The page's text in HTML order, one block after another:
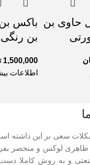
حاوی بن باکس
بن رنگی
1,500,000
اطلاعات
سعی بر این داشته
لوکس و منحصر بفرد
و به روش کاملا دست